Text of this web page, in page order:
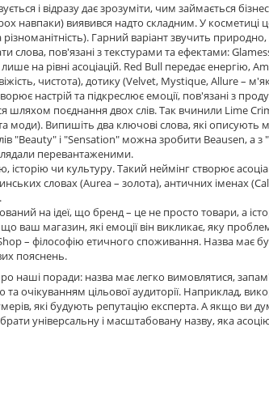
і відразу дає зрозуміти, чим займається
навпаки) виявився надто складним. У
Гарний варіант звучить
слова, пов'язані з текстурами та ефектами:
на рівні асоціацій. Red Bull передає енергію,
чистота), дотику (Velvet, Mystique, Allure –
настрій та підкреслює емоції, пов'язані з
шляхом поєднання двох слів. Так вчинили Lime
моди). Випишіть два ключові слова, які описують
"Beauty" і "Sensation" можна зробити Beausen, а
перевантаженими.
чи культуру. Такий неймінг створює
словах (Aurea – золота), античних іменах
на ідеї, що бренд – це не просто товари, а
ваш магазин, які емоції він викликає, яку
– філософію етичного споживання. Назва має
пояснень.
наші поради: назва має легко вимовлятися,
очікуванням цільової аудиторії. Наприклад,
які будують репутацію експерта. А якщо ви
універсальну і масштабовану назву, яка